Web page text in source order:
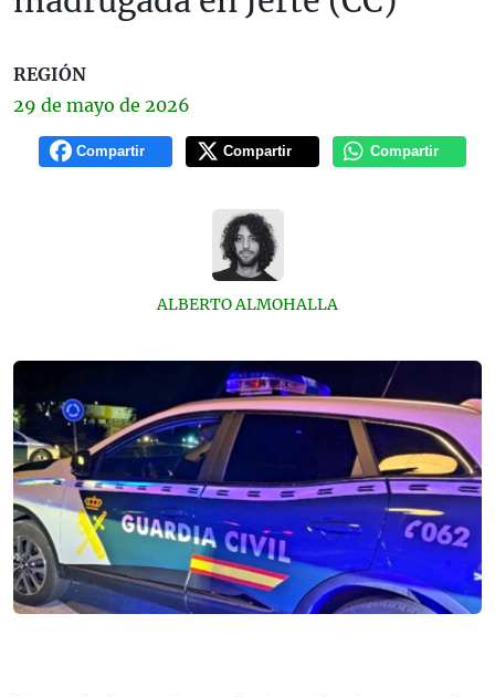
REGIÓN
29 de mayo de 2026
Compartir Compartir Compartir
ALBERTO ALMOHALLA